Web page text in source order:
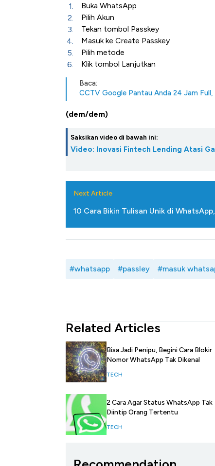
Buka WhatsApp
Pilih Akun
Tekan tombol Passkey
Masuk ke Create Passkey
Pilih metode
Klik tombol Lanjutkan
Baca:
CCTV Google Pantau Anda 24 Jam Full,
(dem/dem)
Saksikan video di bawah ini:
Video: Inovasi Fintech Lending Atasi
Next Article
10 Cara Bikin Tulisan Unik di
#whatsapp #passley #masuk
Related Articles
Bisa Jadi Penipu, Begini Cara Blokir
Nomor WhatsApp Tak Dikenal
TECH
2 Cara Agar Status WhatsApp Tak
Diintip Orang Tertentu
TECH